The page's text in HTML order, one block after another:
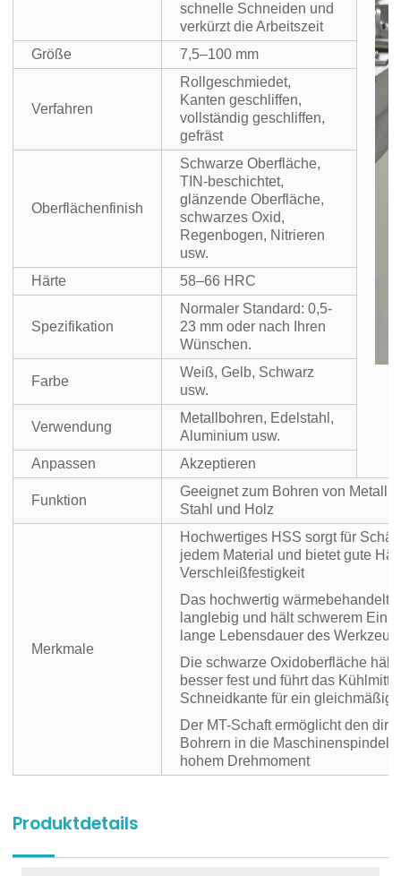
schnelle Schneiden und
verkürzt die Arbeitszeit
Größe
7,5–100 mm
Verfahren
Rollgeschmiedet,
Kanten geschliffen,
vollständig geschliffen,
gefräst
Oberflächenfinish
Schwarze Oberfläche,
TIN-beschichtet,
glänzende Oberfläche,
schwarzes Oxid,
Regenbogen, Nitrieren
usw.
Härte
58–66 HRC
Spezifikation
Normaler Standard: 0,5-
23 mm oder nach Ihren
Wünschen.
Farbe
Weiß, Gelb, Schwarz
usw.
Verwendung
Metallbohren, Edelstahl,
Aluminium usw.
Anpassen
Akzeptieren
Funktion
Geeignet zum Bohren von Metall,
Stahl und Holz
Merkmale
Hochwertiges HSS sorgt für
jedem Material und bietet gute
Verschleißfestigkeit
Das hochwertig
langlebig und hält schwerem
lange Lebensdauer des
Die schwarze Oxidoberfläche hält
besser fest und führt das
Schneidkante für ein
Der MT-Schaft ermöglicht den
Bohrern in die Maschinenspindel
hohem Drehmoment
Produktdetails